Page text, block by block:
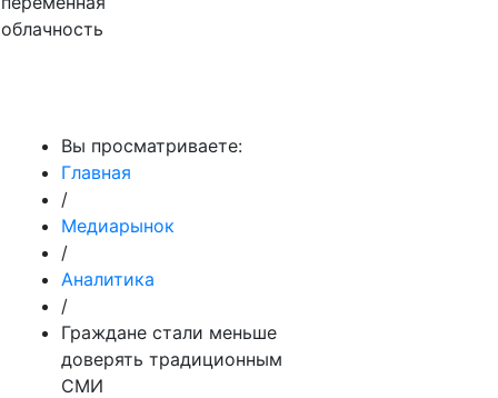
облачность
Вы просматриваете:
Главная
/
Медиарынок
/
Аналитика
/
Граждане стали меньше
доверять традиционным
СМИ